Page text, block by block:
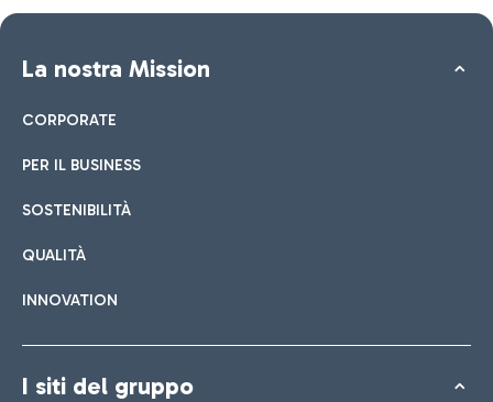
La nostra Mission
CORPORATE
PER IL BUSINESS
SOSTENIBILITÀ
QUALITÀ
INNOVATION
I siti del gruppo